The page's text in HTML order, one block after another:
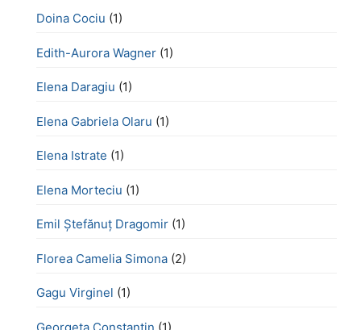
Doina Cociu (1)
Edith-Aurora Wagner (1)
Elena Daragiu (1)
Elena Gabriela Olaru (1)
Elena Istrate (1)
Elena Morteciu (1)
Emil Ștefănuț Dragomir (1)
Florea Camelia Simona (2)
Gagu Virginel (1)
Georgeta Constantin (1)